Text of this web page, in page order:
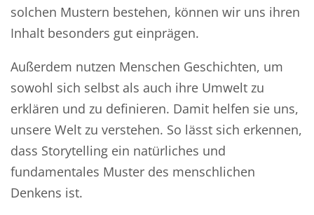
solchen Mustern bestehen, können wir uns ihren
Inhalt besonders gut einprägen.
Außerdem nutzen Menschen Geschichten, um
sowohl sich selbst als auch ihre Umwelt zu
erklären und zu definieren. Damit helfen sie uns,
unsere Welt zu verstehen. So lässt sich erkennen,
dass Storytelling ein natürliches und
fundamentales Muster des menschlichen
Denkens ist.